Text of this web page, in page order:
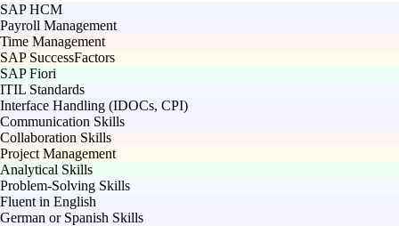
SAP HCM
Payroll Management
Time Management
SAP SuccessFactors
SAP Fiori
ITIL Standards
Interface Handling (IDOCs, CPI)
Communication Skills
Collaboration Skills
Project Management
Analytical Skills
Problem-Solving Skills
Fluent in English
German or Spanish Skills